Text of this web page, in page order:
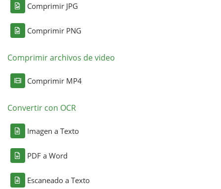
Comprimir JPG
Comprimir PNG
Comprimir archivos de video
Comprimir MP4
Convertir con OCR
Imagen a Texto
PDF a Word
Escaneado a Texto